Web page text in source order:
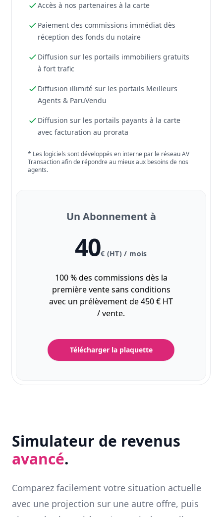
Accès à nos partenaires à la carte
Paiement des commissions immédiat dès
réception des fonds du notaire
Diffusion sur les portails immobiliers gratuits
à fort trafic
Diffusion illimité sur les portails Meilleurs
Agents & ParuVendu
Diffusion sur les portails payants à la carte
avec facturation au prorata
* Les logiciels sont développés en interne par le réseau AV
Transaction afin de répondre au mieux aux besoins de nos
agents.
Un Abonnement à
40€ (HT) / mois
100 % des commissions dès la
première vente sans conditions
avec un prélèvement de 450 € HT
/ vente.
Télécharger la plaquette
Simulateur de revenus
avancé.
Comparez facilement votre situation actuelle
avec une projection sur une autre offre, puis